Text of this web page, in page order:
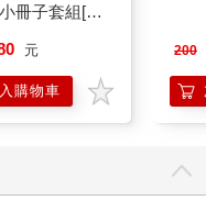
不同的選擇讓他們在一
年之後，才凸顯出來。
作，這些差距通常在小
對女性產生負面的影
和經濟之間的關係。我
除非我們能夠瞭解這個
冊子套組[限
元
購物車
200